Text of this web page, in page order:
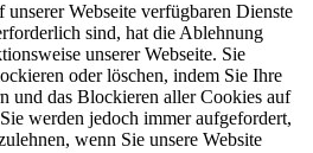
Webseite verfügbaren Dienste
sind, hat die Ablehnung
unserer Webseite. Sie
oder löschen, indem Sie Ihre
und das Blockieren aller Cookies auf
werden jedoch immer aufgefordert,
wenn Sie unsere Website